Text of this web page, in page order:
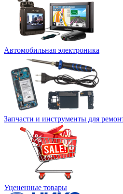
Автомобильная электроника
Запчасти и инструменты для
Уцененные товары